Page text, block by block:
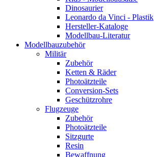
Dinosaurier
Leonardo da Vinci - Plastik
Hersteller-Kataloge
Modellbau-Literatur
Modellbauzubehör
Militär
Zubehör
Ketten & Räder
Photoätzteile
Conversion-Sets
Geschützrohre
Flugzeuge
Zubehör
Photoätzteile
Sitzgurte
Resin
Bewaffnung